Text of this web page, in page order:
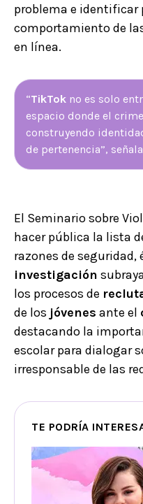
problema e identificar
comportamiento de
en línea.
“TikTok no es solo
espacio donde el
construyendo
de pertenencia”,
El Seminario sobre
hacer pública la lista
razones de seguridad,
investigación
los procesos de
de los jóvenes ante el
destacando la
escolar para dialogar
irresponsable de las
TE PODRÍA